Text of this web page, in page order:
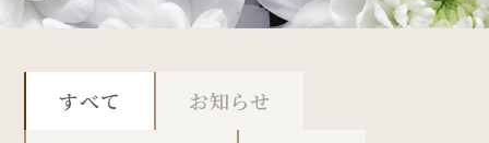
すべて お知らせ